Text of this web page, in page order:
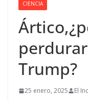
CIENCIA
Trump?
25 enero, 2025 El